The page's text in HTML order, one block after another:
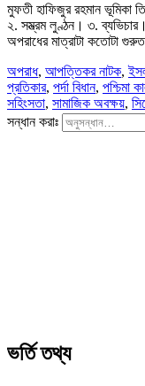
মুফতী হাফিজুর রহমান ভূমিকা
২. সম্ভ্রম লুণ্ঠন। ৩.
অপরাধের মাত্রাটা কতোটা
অপরাধ, আপত্তিকর নাটক,
প্রতিকার, পর্দা বিধান, পশ্চিমা
সহিংসতা, সামাজিক অবক্ষয়,
সন্ধান করাঃ
ভর্তি তথ্য